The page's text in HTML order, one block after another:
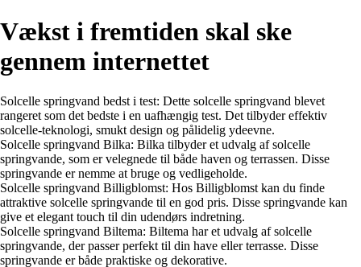
Vækst i fremtiden skal ske
gennem internettet
Solcelle springvand bedst i test: Dette solcelle springvand blevet
rangeret som det bedste i en uafhængig test. Det tilbyder effektiv
solcelle-teknologi, smukt design og pålidelig ydeevne.
Solcelle springvand Bilka: Bilka tilbyder et udvalg af solcelle
springvande, som er velegnede til både haven og terrassen. Disse
springvande er nemme at bruge og vedligeholde.
Solcelle springvand Billigblomst: Hos Billigblomst kan du finde
attraktive solcelle springvande til en god pris. Disse springvande kan
give et elegant touch til din udendørs indretning.
Solcelle springvand Biltema: Biltema har et udvalg af solcelle
springvande, der passer perfekt til din have eller terrasse. Disse
springvande er både praktiske og dekorative.